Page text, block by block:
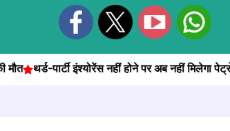
थर्ड-पार्टी इंश्योरेंस नहीं होने पर अब नहीं मिलेगा पेट्रोल